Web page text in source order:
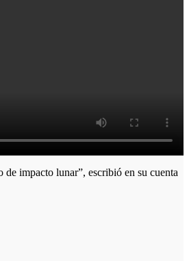
impacto lunar”, escribió en su cuenta